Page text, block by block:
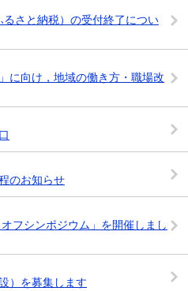
さと納税）の受付終了につい
に向け，地域の働き方・職場改
のお知らせ
フシンポジウム」を開催しまし
）を募集します